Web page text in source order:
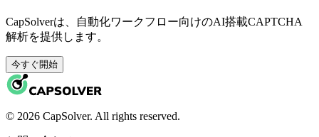
CapSolverは、自動化ワークフロー向けのAI搭載CAPTCHA
解析を提供します。
今すぐ開始
© 2026 CapSolver. All rights reserved.